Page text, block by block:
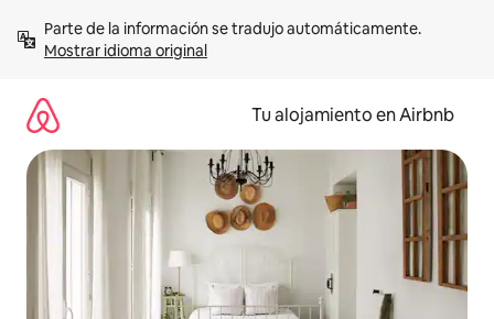
contenidoMostrar idioma original
Tu alojamiento en Airbnb